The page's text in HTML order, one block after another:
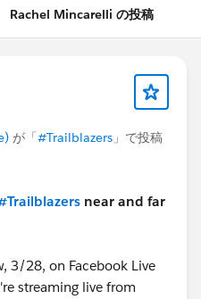
Rachel Mincarelli の投稿
が「#Trailblazers 」で投稿
near and far
3/28, on Facebook Live
streaming live from